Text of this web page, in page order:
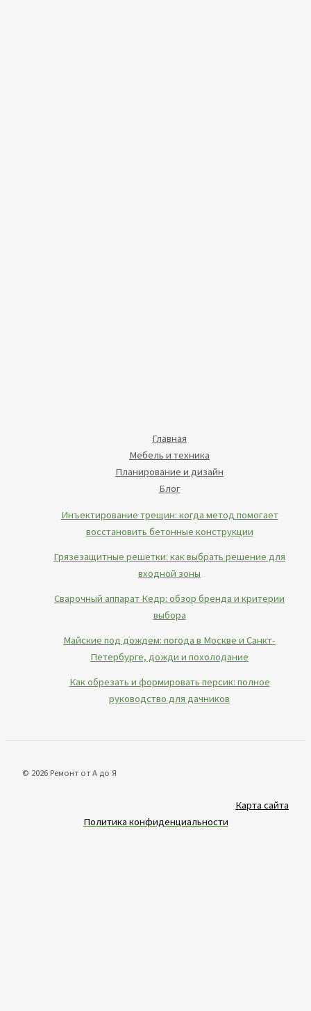
Главная
Мебель и техника
Планирование и дизайн
Блог
Инъектирование трещин: когда метод помогает
восстановить бетонные конструкции
Грязезащитные решетки: как выбрать решение для
входной зоны
Сварочный аппарат Кедр: обзор бренда и критерии
выбора
Майские под дождем: погода в Москве и Санкт-
Петербурге, дожди и похолодание
Как обрезать и формировать персик: полное
руководство для дачников
© 2026 Ремонт от А до Я
Карта сайта
Политика конфиденциальности